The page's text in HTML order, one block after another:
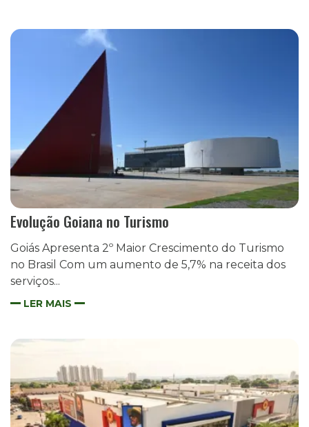
Evolução Goiana no Turismo
Goiás Apresenta 2º Maior Crescimento do Turismo
no Brasil Com um aumento de 5,7% na receita dos
serviços...
LER MAIS